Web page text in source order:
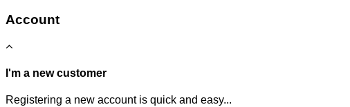
Account
I'm a new customer
Registering a new account is quick and easy...